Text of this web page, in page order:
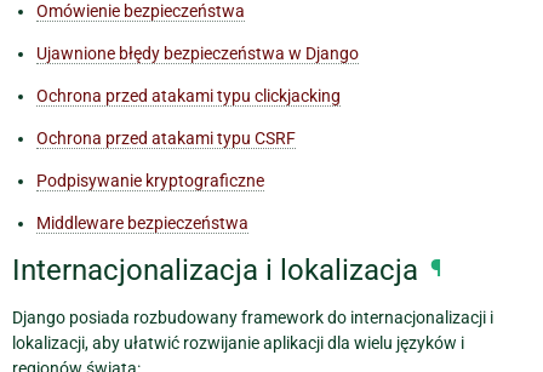
Omówienie bezpieczeństwa
Ujawnione błędy bezpieczeństwa w Django
Ochrona przed atakami typu clickjacking
Ochrona przed atakami typu CSRF
Podpisywanie kryptograficzne
Middleware bezpieczeństwa
Internacjonalizacja i lokalizacja ¶
Django posiada rozbudowany framework do internacjonalizacji i
lokalizacji, aby ułatwić rozwijanie aplikacji dla wielu języków i